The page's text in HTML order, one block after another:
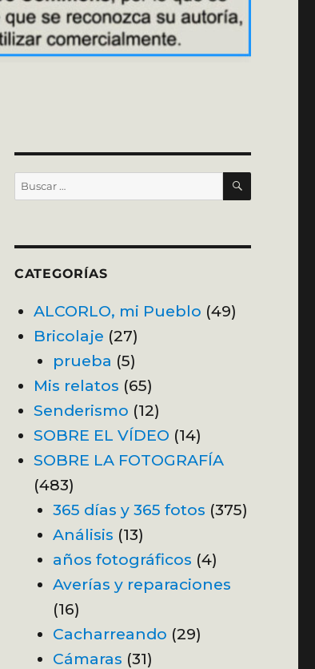
Buscar
por:
BUSCAR
CATEGORÍAS
ALCORLO, mi Pueblo (49)
Bricolaje (27)
prueba (5)
Mis relatos (65)
Senderismo (12)
SOBRE EL VÍDEO (14)
SOBRE LA FOTOGRAFÍA
(483)
365 días y 365 fotos (375)
Análisis (13)
años fotográficos (4)
Averías y reparaciones
(16)
Cacharreando (29)
Cámaras (31)